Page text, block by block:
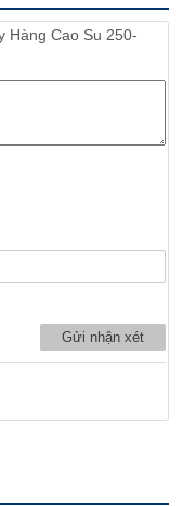
Hàng Cao Su 250-